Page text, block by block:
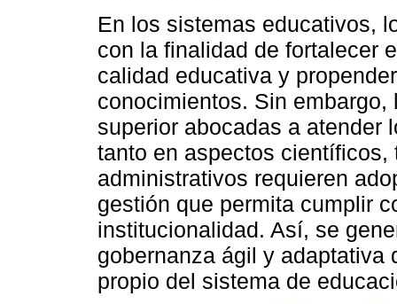
En los sistemas educativos,
con la finalidad de fortalecer
calidad educativa y
conocimientos. Sin
superior abocadas a atender
tanto en aspectos
administrativos requieren
gestión que permita cumplir
institucionalidad. Así, se
gobernanza ágil y adaptativa
propio del sistema de